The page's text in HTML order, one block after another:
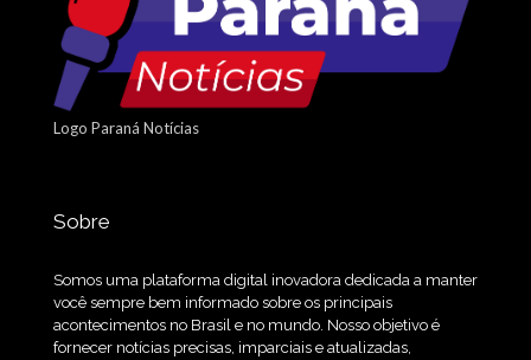
Logo Paraná Notícias
Sobre
Somos uma plataforma digital inovadora dedicada a manter
você sempre bem informado sobre os principais
acontecimentos no Brasil e no mundo. Nosso objetivo é
fornecer notícias precisas, imparciais e atualizadas,